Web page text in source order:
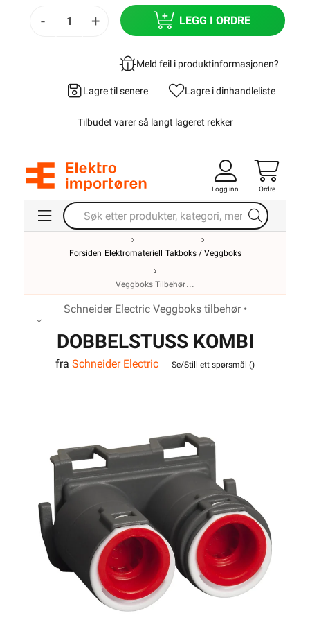
- + LEGG I ORDRE
Meld feil i produktinformasjonen?
Lagre til senere Lagre i dinhandleliste
Tilbudet varer så langt lageret rekker
Logg inn Ordre
Forsiden Elektromateriell Takboks / Veggboks
Veggboks Tilbehør
Schneider Electric Veggboks tilbehør •
DOBBELSTUSS KOMBI
2X16/20
fra Schneider Electric Se/Still ett spørsmål ()